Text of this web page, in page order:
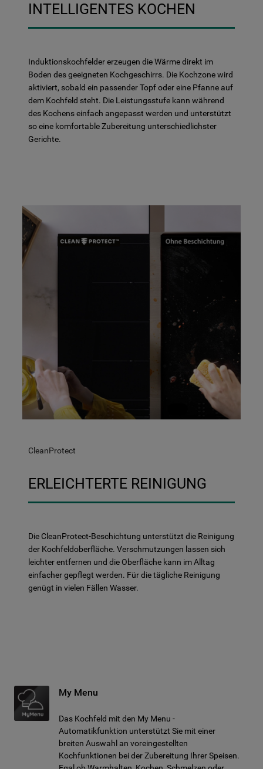
INTELLIGENTES KOCHEN
Induktionskochfelder erzeugen die Wärme direkt im
Boden des geeigneten Kochgeschirrs. Die Kochzone wird
aktiviert, sobald ein passender Topf oder eine Pfanne auf
dem Kochfeld steht. Die Leistungsstufe kann während
des Kochens einfach angepasst werden und unterstützt
so eine komfortable Zubereitung unterschiedlichster
Gerichte.
CleanProtect
ERLEICHTERTE REINIGUNG
Die CleanProtect-Beschichtung unterstützt die Reinigung
der Kochfeldoberfläche. Verschmutzungen lassen sich
leichter entfernen und die Oberfläche kann im Alltag
einfacher gepflegt werden. Für die tägliche Reinigung
genügt in vielen Fällen Wasser.
My Menu
Das Kochfeld mit den My Menu -
Automatikfunktion unterstützt Sie mit einer
breiten Auswahl an voreingestellten
Kochfunktionen bei der Zubereitung Ihrer Speisen.